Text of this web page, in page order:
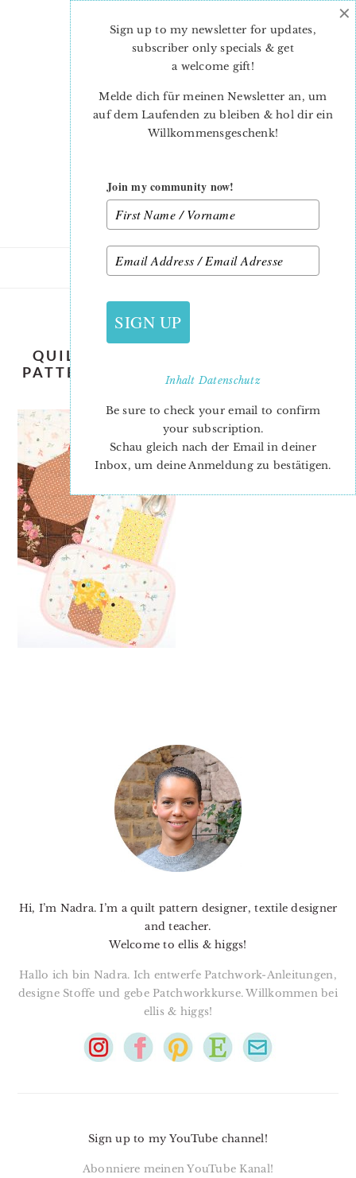
QUILTED-COASTERS-EASY-QUILT-
PATTERN-NADRA-RIDGEWAY-ELLIS-
AND-HIGGS-8
Hi, I’m Nadra. I’m a quilt pattern designer, textile designer
and teacher.
Welcome to ellis & higgs!
Hallo ich bin Nadra. Ich entwerfe Patchwork-Anleitungen,
designe Stoffe und gebe Patchworkkurse. Willkommen bei
ellis & higgs!
Sign up to my YouTube channel!
Abonniere meinen YouTube Kanal!
Sign up to my newsletter for updates,
subscriber only specials & get
a welcome gift!
Melde dich für meinen Newsletter an, um
auf dem Laufenden zu bleiben & hol dir ein
Willkommensgeschenk!
Join my community now!
SIGN UP
InhaltDatenschutz
Be sure to check your email to confirm
your subscription.
Schau gleich nach der Email in deiner
Inbox, um deine Anmeldung zu bestätigen.
×